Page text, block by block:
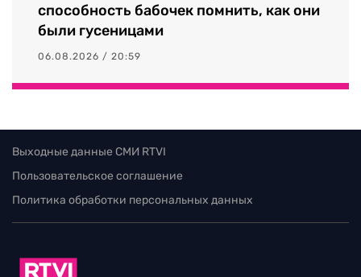
способность бабочек помнить, как они
были гусеницами
06.08.2026 / 20:59
Выходные данные СМИ RTVI
Пользовательское соглашение
Политика обработки персональных данных